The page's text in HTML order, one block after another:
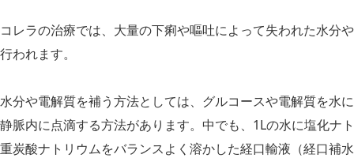
コレラの治療では、大量の下痢や嘔吐によって失われた水分
行われます。
水分や電解質を補う方法としては、グルコースや電解質を水
静脈内に点滴する方法があります。中でも、1Lの水に塩化ナ
重炭酸ナトリウムをバランスよく溶かした経口輸液（経口補